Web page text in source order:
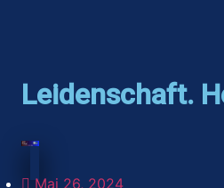
Leidenschaft.
Mai 26, 2024